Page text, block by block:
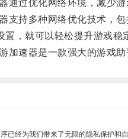
过优化网络环境，减少游
持多种网络优化技术，包
就可以轻松提升游戏稳
速器是一款强大的游戏助
已经为我们带来了无限的隐私保护和自